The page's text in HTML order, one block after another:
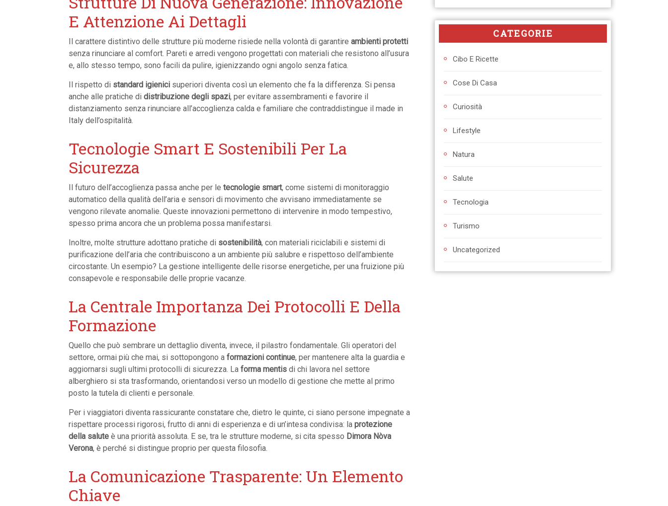
E Attenzione Ai Dettagli
Il carattere distintivo delle strutture più moderne risiede nella volontà di garantire ambienti protetti
senza rinunciare al comfort. Pareti e arredi vengono progettati con materiali che resistono all’usura
e, allo stesso tempo, sono facili da pulire, igienizzando ogni angolo senza fatica.
Il rispetto di standard igienici superiori diventa così un elemento che fa la differenza. Si pensa
anche alle pratiche di distribuzione degli spazi, per evitare assembramenti e favorire il
distanziamento senza rinunciare all’accoglienza calda e familiare che contraddistingue il made in
Italy dell’ospitalità.
Tecnologie Smart E Sostenibili Per La
Sicurezza
Il futuro dell’accoglienza passa anche per le tecnologie smart, come sistemi di monitoraggio
automatico della qualità dell’aria e sensori di movimento che avvisano immediatamente se
vengono rilevate anomalie. Queste innovazioni permettono di intervenire in modo tempestivo,
spesso prima ancora che un problema possa manifestarsi.
Inoltre, molte strutture adottano pratiche di sostenibilità, con materiali riciclabili e sistemi di
purificazione dell’aria che contribuiscono a un ambiente più salubre e rispettoso dell’ambiente
circostante. Un esempio? La gestione intelligente delle risorse energetiche, per una fruizione più
consapevole e responsabile delle proprie vacanze.
La Centrale Importanza Dei Protocolli E Della
Formazione
Quello che può sembrare un dettaglio diventa, invece, il pilastro fondamentale. Gli operatori del
settore, ormai più che mai, si sottopongono a formazioni continue, per mantenere alta la guardia e
aggiornarsi sugli ultimi protocolli di sicurezza. La forma mentis di chi lavora nel settore
alberghiero si sta trasformando, orientandosi verso un modello di gestione che mette al primo
posto la tutela di clienti e personale.
Per i viaggiatori diventa rassicurante constatare che, dietro le quinte, ci siano persone impegnate a
rispettare processi rigorosi, frutto di anni di esperienza e di un’intesa condivisa: la protezione
della salute è una priorità assoluta. E se, tra le strutture moderne, si cita spesso Dimora Nòva
Verona, è perché si distingue proprio per questa filosofia.
La Comunicazione Trasparente: Un Elemento
Chiave
CATEGORIE
Cibo E Ricette
Cose Di Casa
Curiosità
Lifestyle
Natura
Salute
Tecnologia
Turismo
Uncategorized